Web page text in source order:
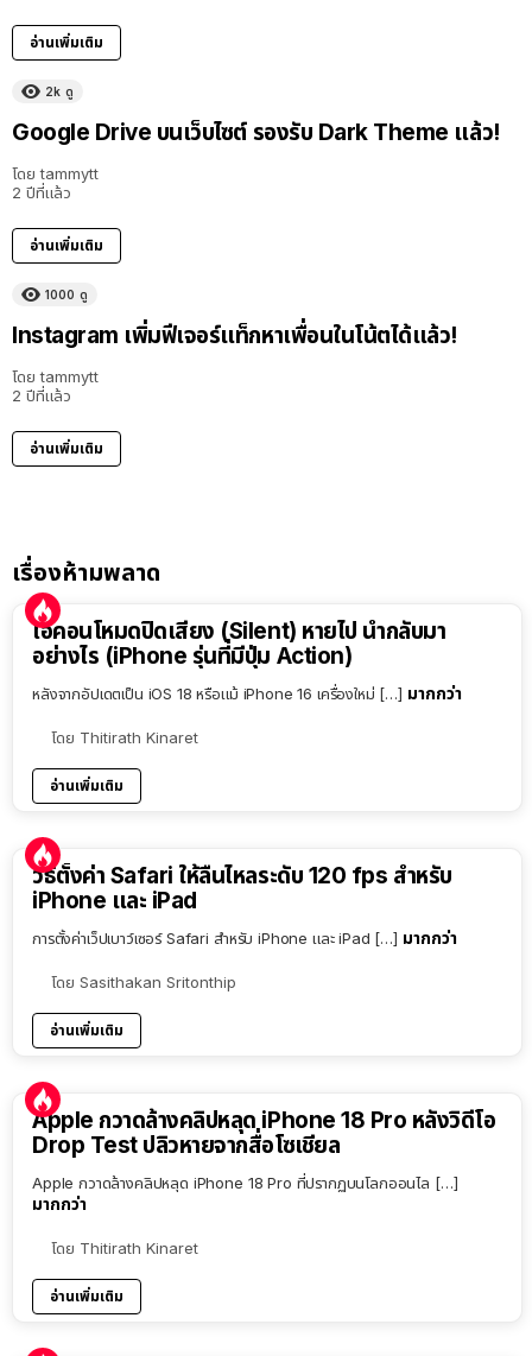
อ่านเพิ่มเติม
2k ดู
Google Drive บนเว็บไซต์ รองรับ Dark Theme แล้ว!
โดย tammytt
2 ปีที่แล้ว
อ่านเพิ่มเติม
1000 ดู
Instagram เพิ่มฟีเจอร์แท็กหาเพื่อนในโน้ตได้แล้ว!
โดย tammytt
2 ปีที่แล้ว
อ่านเพิ่มเติม
เรื่องห้ามพลาด
ไอคอนโหมดปิดเสียง (Silent) หายไป นำกลับมา
อย่างไร (iPhone รุ่นที่มีปุ่ม Action)
หลังจากอัปเดตเป็น iOS 18 หรือแม้ iPhone 16 เครื่องใหม่ […] มากกว่า
โดย Thitirath Kinaret
อ่านเพิ่มเติม
วิธีตั้งค่า Safari ให้ลื่นไหลระดับ 120 fps สำหรับ
iPhone และ iPad
การตั้งค่าเว็ปเบาว์เซอร์ Safari สำหรับ iPhone และ iPad […] มากกว่า
โดย Sasithakan Sritonthip
อ่านเพิ่มเติม
Apple กวาดล้างคลิปหลุด iPhone 18 Pro หลังวิดีโอ
Drop Test ปลิวหายจากสื่อโซเชียล
Apple กวาดล้างคลิปหลุด iPhone 18 Pro ที่ปรากฏบนโลกออนไล […]
มากกว่า
โดย Thitirath Kinaret
อ่านเพิ่มเติม